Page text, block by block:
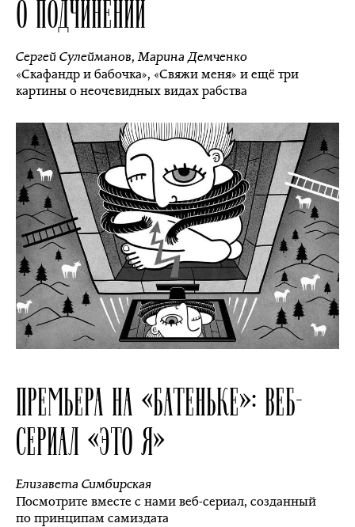
О ПОДЧИНЕНИИ
Сергей Сулейманов,Марина Демченко
«Скафандр и бабочка», «Свяжи меня» и ещё три
картины о неочевидных видах рабства
ПРЕМЬЕРА НА «БАТЕНЬКЕ»: ВЕБ-
СЕРИАЛ «ЭТО Я»
Елизавета Симбирская
Посмотрите вместе с нами веб-сериал, созданный
по принципам самиздата